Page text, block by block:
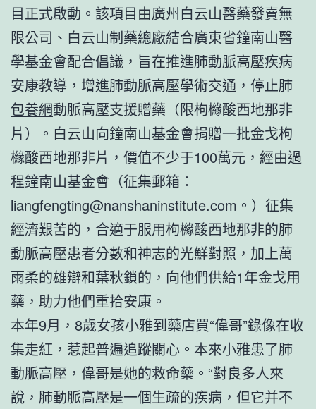
目正式啟動。該項目由廣州白云山醫藥發賣無
限公司、白云山制藥總廠結合廣東省鐘南山醫
學基金會配合倡議，旨在推進肺動脈高壓疾病
安康教導，增進肺動脈高壓學術交通，停止肺
包養網動脈高壓支援贈藥（限枸櫞酸西地那非
片）。白云山向鐘南山基金會捐贈一批金戈枸
櫞酸西地那非片，價值不少于100萬元，經由過
程鐘南山基金會（征集郵箱：
liangfengting@nanshaninstitute.com。）征集
經濟艱苦的，合適于服用枸櫞酸西地那非的肺
動脈高壓患者分數和神志的光鮮對照，加上萬
雨柔的雄辯和葉秋鎖的，向他們供給1年金戈用
藥，助力他們重拾安康。
本年9月，8歲女孩小雅到藥店買“偉哥”錄像在收
集走紅，惹起普遍追蹤關心。本來小雅患了肺
動脈高壓，偉哥是她的救命藥。“對良多人來
說，肺動脈高壓是一個生疏的疾病，但它并不